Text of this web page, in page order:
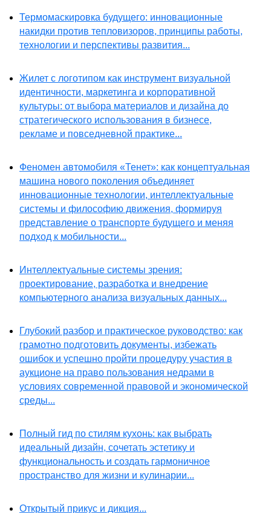
Термомаскировка будущего: инновационные
накидки против тепловизоров, принципы работы,
технологии и перспективы развития...
Жилет с логотипом как инструмент визуальной
идентичности, маркетинга и корпоративной
культуры: от выбора материалов и дизайна до
стратегического использования в бизнесе,
рекламе и повседневной практике...
Феномен автомобиля «Тенет»: как концептуальная
машина нового поколения объединяет
инновационные технологии, интеллектуальные
системы и философию движения, формируя
представление о транспорте будущего и меняя
подход к мобильности...
Интеллектуальные системы зрения:
проектирование, разработка и внедрение
компьютерного анализа визуальных данных...
Глубокий разбор и практическое руководство: как
грамотно подготовить документы, избежать
ошибок и успешно пройти процедуру участия в
аукционе на право пользования недрами в
условиях современной правовой и экономической
среды...
Полный гид по стилям кухонь: как выбрать
идеальный дизайн, сочетать эстетику и
функциональность и создать гармоничное
пространство для жизни и кулинарии...
Открытый прикус и дикция...